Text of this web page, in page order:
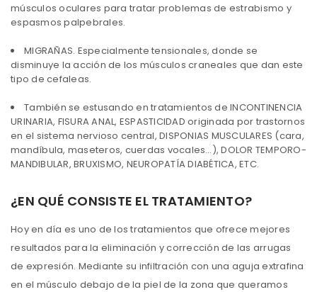
músculos oculares para tratar problemas de estrabismo y
espasmos palpebrales.
MIGRAÑAS. Especialmente tensionales, donde se
disminuye la acción de los músculos craneales que dan este
tipo de cefaleas.
También se estusando en tratamientos de INCONTINENCIA
URINARIA, FISURA ANAL, ESPASTICIDAD originada por trastornos
en el sistema nervioso central, DISPONIAS MUSCULARES (cara,
mandíbula, maseteros, cuerdas vocales…), DOLOR TEMPORO-
MANDIBULAR, BRUXISMO, NEUROPATÍA DIABÉTICA, ETC.
¿EN QUÉ CONSISTE EL TRATAMIENTO?
Hoy en día es uno de los tratamientos que ofrece mejores
resultados para la eliminación y corrección de las arrugas
de expresión. Mediante su infiltración con una aguja extrafina
en el músculo debajo de la piel de la zona que queramos